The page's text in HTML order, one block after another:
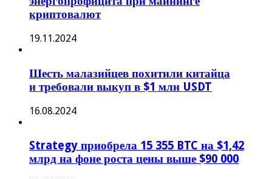
криптовалют
19.11.2024
Шесть малазийцев похитили китайца
и требовали выкуп в $1 млн USDT
16.08.2024
Strategy приобрела 15 355 BTC на $1,42
млрд на фоне роста цены выше $90 000